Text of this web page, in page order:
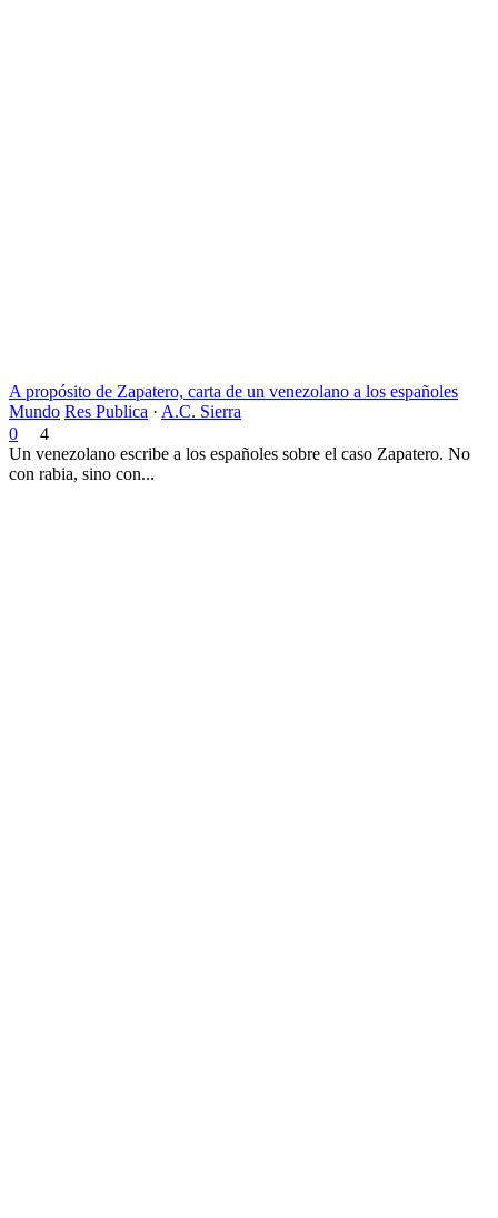
A propósito de Zapatero, carta de un venezolano a los españoles
Mundo Res Publica · A.C. Sierra
0
4
Un venezolano escribe a los españoles sobre el caso Zapatero. No
con rabia, sino con...